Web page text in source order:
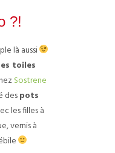
?!
là aussi
toiles
Sostrene
despots
les filles à
vernis à